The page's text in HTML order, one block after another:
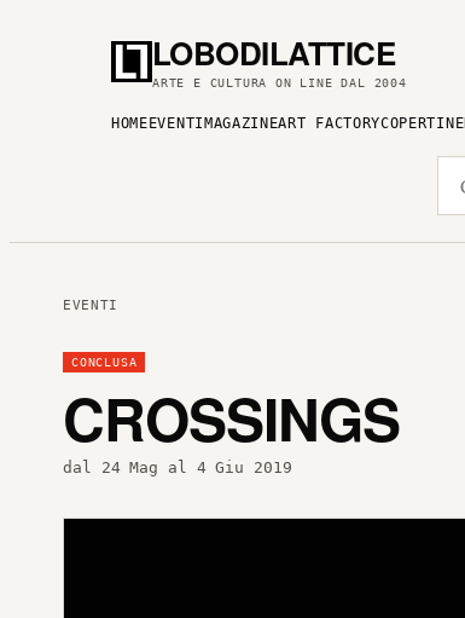
LOBODILATTICE
ARTE E CULTURA ON LINE DAL 2004
HOME EVENTI MAGAZINEART FACTORYCOPERTINE
EVENTI
CONCLUSA
CROSSINGS
dal 24 Mag al 4 Giu 2019